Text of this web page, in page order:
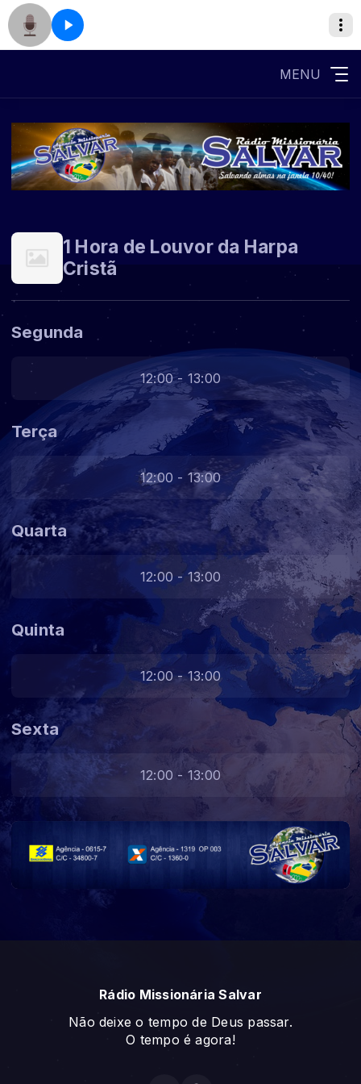
MENU
1 Hora de Louvor da Harpa
Cristã
Segunda
12:00 - 13:00
Terça
12:00 - 13:00
Quarta
12:00 - 13:00
Quinta
12:00 - 13:00
Sexta
12:00 - 13:00
Rádio Missionária Salvar
Não deixe o tempo de Deus passar.
O tempo é agora!